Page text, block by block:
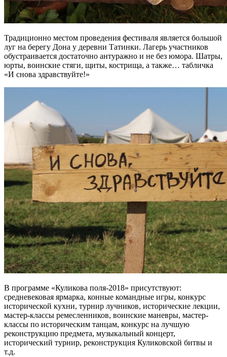
Традиционно местом проведения фестиваля является большой
луг на берегу Дона у деревни Татинки. Лагерь участников
обустраивается достаточно антуражно и не без юмора. Шатры,
юрты, воинские стяги, щиты, кострища, а также… табличка
«И снова здравствуйте!»
В программе «Куликова поля-2018» присутствуют:
средневековая ярмарка, конные командные игры, конкурс
исторической кухни, турнир лучников, исторические лекции,
мастер-классы ремесленников, воинские маневры, мастер-
классы по историческим танцам, конкурс на лучшую
реконструкцию предмета, музыкальный концерт,
исторический турнир, реконструкция Куликовской битвы и
т.д.